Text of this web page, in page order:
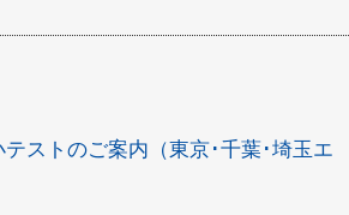
ストのご案内（東京･千葉･埼玉エ